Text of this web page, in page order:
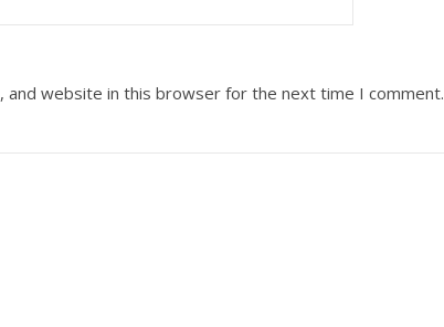
and website in this browser for the next time I comment.